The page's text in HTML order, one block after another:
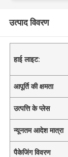
उत्पाद विवरण
हाई लाइट:
आपूर्ति की क्षमता
उत्पत्ति के प्लेस
न्यूनतम आदेश मात्रा
पैकेजिंग विवरण